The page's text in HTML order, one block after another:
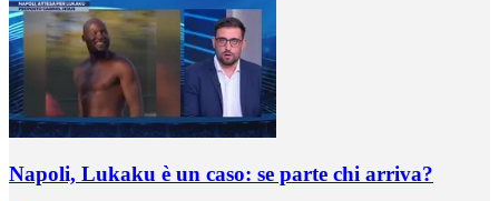
Napoli, Lukaku è un caso: se parte chi arriva?